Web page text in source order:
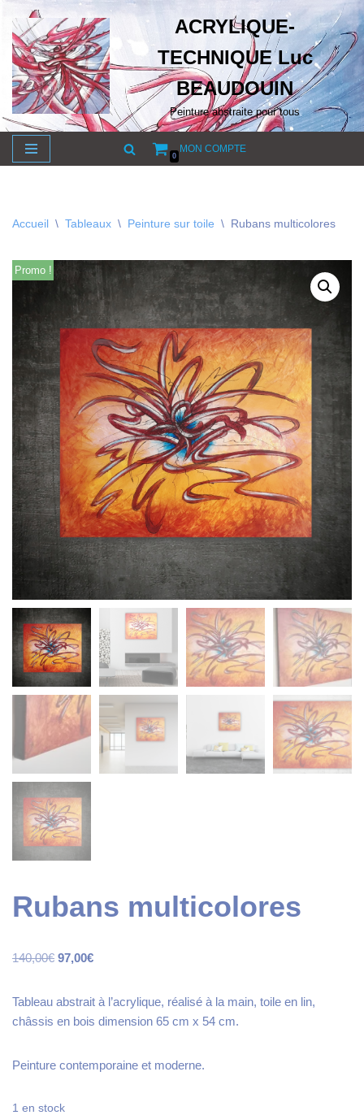
Aller
au
contenu
ACRYLIQUE-
TECHNIQUE Luc
BEAUDOUIN
Peinture abstraite pour tous
0
MON COMPTE
Accueil \ Tableaux \ Peinture sur toile \ Rubans multicolores
Promo !
Rubans multicolores
140,00€ 97,00€
Tableau abstrait à l’acrylique, réalisé à la main, toile en lin,
châssis en bois dimension 65 cm x 54 cm.
Peinture contemporaine et moderne.
1 en stock